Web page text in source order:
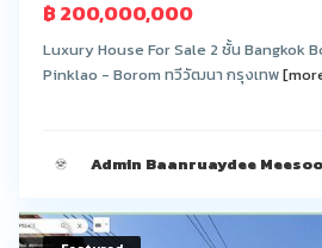
฿ 200,000,000
Luxury House For Sale 2 ชั้น Bangkok
Pinklao - Borom ทวีวัฒนา กรุงเทพ
Admin Baanruaydee